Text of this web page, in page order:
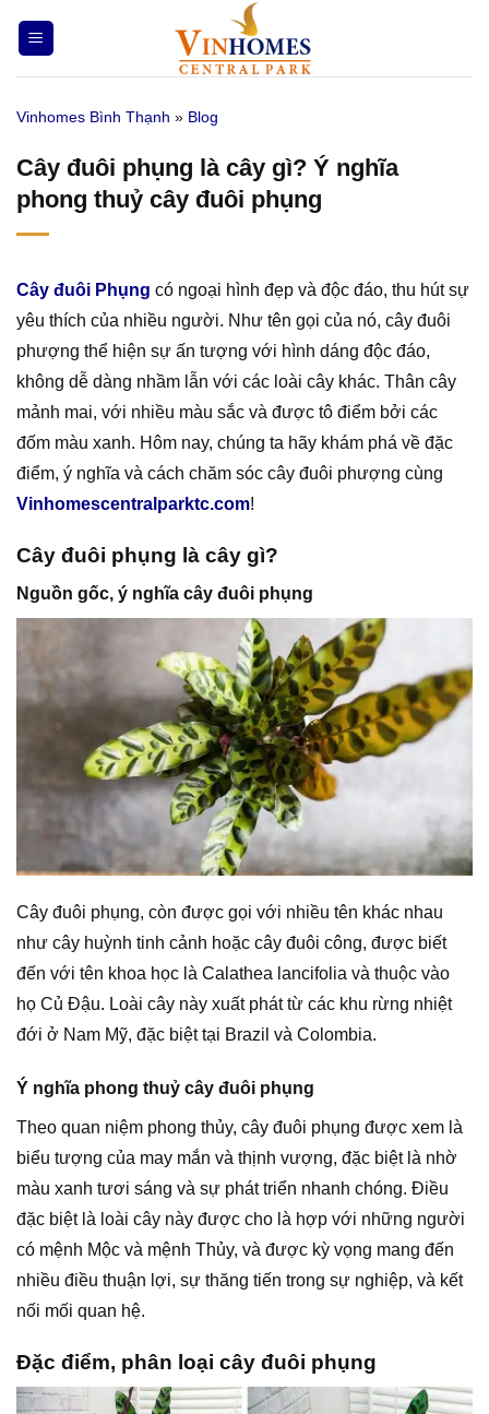
qua
nội
Vinhomes Bình Thạnh » Blog
Cây đuôi phụng là cây gì? Ý nghĩa
phong thuỷ cây đuôi phụng
Cây đuôi Phụng có ngoại hình đẹp và độc đáo, thu hút sự
yêu thích của nhiều người. Như tên gọi của nó, cây đuôi
phượng thể hiện sự ấn tượng với hình dáng độc đáo,
không dễ dàng nhầm lẫn với các loài cây khác. Thân cây
mảnh mai, với nhiều màu sắc và được tô điểm bởi các
đốm màu xanh. Hôm nay, chúng ta hãy khám phá về đặc
điểm, ý nghĩa và cách chăm sóc cây đuôi phượng cùng
Vinhomescentralparktc.com!
Cây đuôi phụng là cây gì?
Nguồn gốc, ý nghĩa cây đuôi phụng
Cây đuôi phụng, còn được gọi với nhiều tên khác nhau
như cây huỳnh tinh cảnh hoặc cây đuôi công, được biết
đến với tên khoa học là Calathea lancifolia và thuộc vào
họ Củ Đậu. Loài cây này xuất phát từ các khu rừng nhiệt
đới ở Nam Mỹ, đặc biệt tại Brazil và Colombia.
Ý nghĩa phong thuỷ cây đuôi phụng
Theo quan niệm phong thủy, cây đuôi phụng được xem là
biểu tượng của may mắn và thịnh vượng, đặc biệt là nhờ
màu xanh tươi sáng và sự phát triển nhanh chóng. Điều
đặc biệt là loài cây này được cho là hợp với những người
có mệnh Mộc và mệnh Thủy, và được kỳ vọng mang đến
nhiều điều thuận lợi, sự thăng tiến trong sự nghiệp, và kết
nối mối quan hệ.
Đặc điểm, phân loại cây đuôi phụng